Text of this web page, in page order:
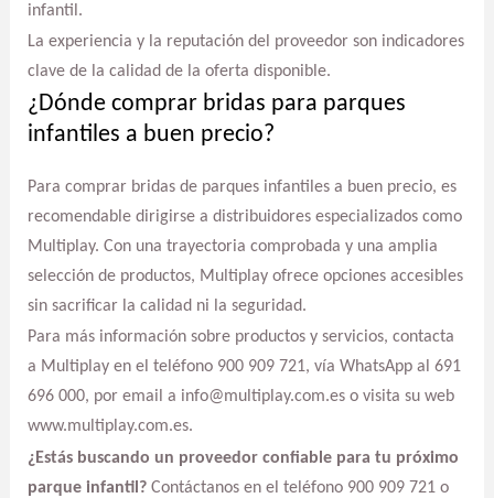
infantil.
La experiencia y la reputación del proveedor son indicadores
clave de la calidad de la oferta disponible.
¿Dónde comprar bridas para parques
infantiles a buen precio?
Para comprar bridas de parques infantiles a buen precio, es
recomendable dirigirse a distribuidores especializados como
Multiplay. Con una trayectoria comprobada y una amplia
selección de productos, Multiplay ofrece opciones accesibles
sin sacrificar la calidad ni la seguridad.
Para más información sobre productos y servicios, contacta
a Multiplay en el teléfono 900 909 721, vía WhatsApp al 691
696 000, por email a info@multiplay.com.es o visita su web
www.multiplay.com.es.
¿Estás buscando un proveedor confiable para tu próximo
parque infantil?Contáctanos en el teléfono 900 909 721 o